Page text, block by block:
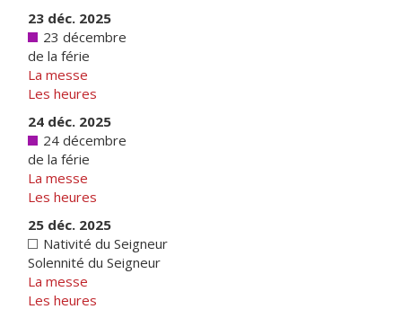
23 déc. 2025
23 décembre
de la férie
La messe
Les heures
24 déc. 2025
24 décembre
de la férie
La messe
Les heures
25 déc. 2025
Nativité du Seigneur
Solennité du Seigneur
La messe
Les heures